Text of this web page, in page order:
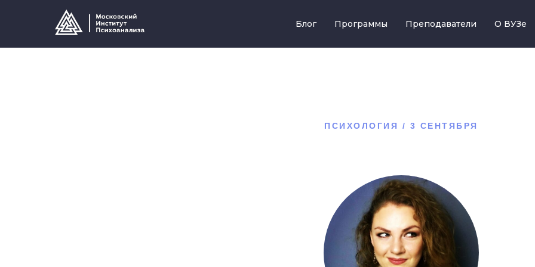
Блог Программы Преподаватели О ВУЗе
ПСИХОЛОГИЯ / 3 СЕНТЯБРЯ